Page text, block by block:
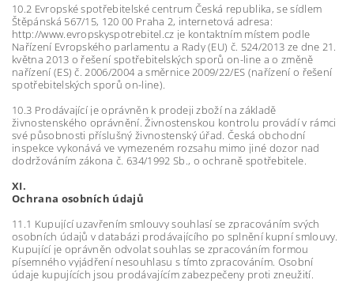
10.2 Evropské spotřebitelské centrum Česká republika, se sídlem
Štěpánská 567/15, 120 00 Praha 2, internetová adresa:
http://www.evropskyspotrebitel.cz je kontaktním místem podle
Nařízení Evropského parlamentu a Rady (EU) č. 524/2013 ze dne 21.
května 2013 o řešení spotřebitelských sporů on-line a o změně
nařízení (ES) č. 2006/2004 a směrnice 2009/22/ES (nařízení o řešení
spotřebitelských sporů on-line).
10.3 Prodávající je oprávněn k prodeji zboží na základě
živnostenského oprávnění. Živnostenskou kontrolu provádí v rámci
své působnosti příslušný živnostenský úřad. Česká obchodní
inspekce vykonává ve vymezeném rozsahu mimo jiné dozor nad
dodržováním zákona č. 634/1992 Sb., o ochraně spotřebitele.
XI.
Ochrana osobních údajů
11.1 Kupující uzavřením smlouvy souhlasí se zpracováním svých
osobních údajů v databázi prodávajícího po splnění kupní smlouvy.
Kupující je oprávněn odvolat souhlas se zpracováním formou
písemného vyjádření nesouhlasu s tímto zpracováním. Osobní
údaje kupujících jsou prodávajícím zabezpečeny proti zneužití.